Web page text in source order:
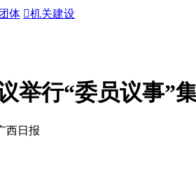
体 机关建设
举行“委员议事”
西日报